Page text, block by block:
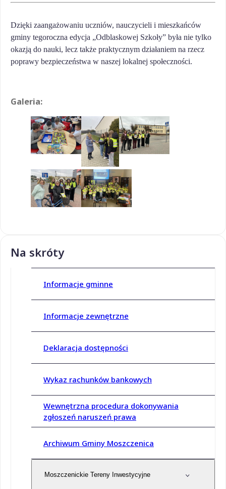
Dzięki zaangażowaniu uczniów, nauczycieli i mieszkańców
gminy tegoroczna edycja „Odblaskowej Szkoły” była nie tylko
okazją do nauki, lecz także praktycznym działaniem na rzecz
poprawy bezpieczeństwa w naszej lokalnej społeczności.
Galeria:
Na skróty
Informacje gminne
Informacje zewnętrzne
Deklaracja dostępności
Wykaz rachunków bankowych
Wewnętrzna procedura dokonywania
zgłoszeń naruszeń prawa
Archiwum Gminy Moszczenica
Moszczenickie Tereny Inwestycyjne